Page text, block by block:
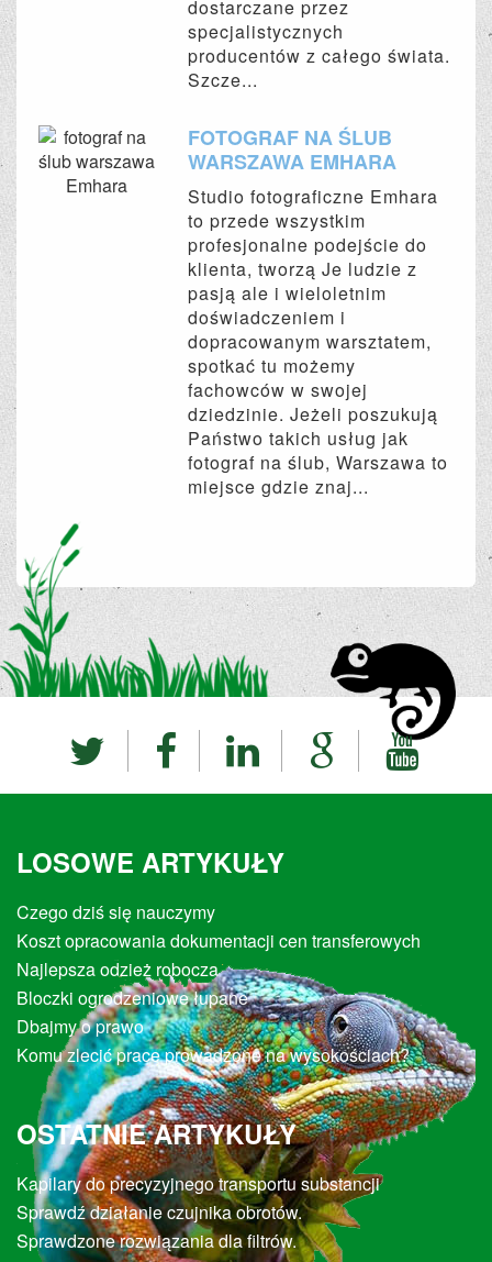
dostarczane przez
specjalistycznych
producentów z całego świata.
Szcze...
FOTOGRAF NA ŚLUB
WARSZAWA EMHARA
Studio fotograficzne Emhara
to przede wszystkim
profesjonalne podejście do
klienta, tworzą Je ludzie z
pasją ale i wieloletnim
doświadczeniem i
dopracowanym warsztatem,
spotkać tu możemy
fachowców w swojej
dziedzinie. Jeżeli poszukują
Państwo takich usług jak
fotograf na ślub, Warszawa to
miejsce gdzie znaj...
LOSOWE ARTYKUŁY
Czego dziś się nauczymy
Koszt opracowania dokumentacji cen transferowych
Najlepsza odzież robocza
Bloczki ogrodzeniowe łupane
Dbajmy o prawo
Komu zlecić prace prowadzone na wysokościach?
OSTATNIE ARTYKUŁY
Kapilary do precyzyjnego transportu substancji
Sprawdź działanie czujnika obrotów.
Sprawdzone rozwiązania dla filtrów.